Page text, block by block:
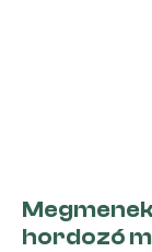
hordozó